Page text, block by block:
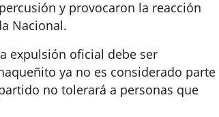
y provocaron la reacción
Nacional.
expulsión oficial debe ser
ya no es considerado parte
no tolerará a personas que